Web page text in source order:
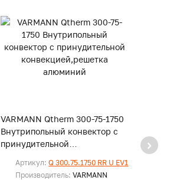
VARMANN Qtherm 300-75-1750
Внутрипольный конвектор с
принудительной
алюминий
Артикул:Q 300.75.1750 RR U EV1
Производитель:VARMANN